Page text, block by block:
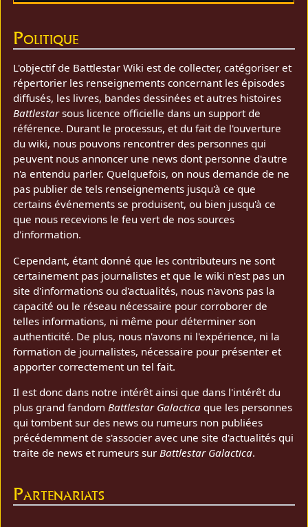
Politique
L'objectif de Battlestar Wiki est de collecter, catégoriser et
répertorier les renseignements concernant les épisodes
diffusés, les livres, bandes dessinées et autres histoires
Battlestarsous licence officielle dans un support de
référence. Durant le processus, et du fait de l'ouverture
du wiki, nous pouvons rencontrer des personnes qui
peuvent nous annoncer une news dont personne d'autre
n'a entendu parler. Quelquefois, on nous demande de ne
pas publier de tels renseignements jusqu'à ce que
certains événements se produisent, ou bien jusqu'à ce
que nous recevions le feu vert de nos sources
d'information.
Cependant, étant donné que les contributeurs ne sont
certainement pas journalistes et que le wiki n'est pas un
site d'informations ou d'actualités, nous n'avons pas la
capacité ou le réseau nécessaire pour corroborer de
telles informations, ni même pour déterminer son
authenticité. De plus, nous n'avons ni l'expérience, ni la
formation de journalistes, nécessaire pour présenter et
apporter correctement un tel fait.
Il est donc dans notre intérêt ainsi que dans l'intérêt du
plus grand fandom Battlestar Galactica que les personnes
qui tombent sur des news ou rumeurs non publiées
précédemment de s'associer avec une site d'actualités qui
traite de news et rumeurs sur Battlestar Galactica.
Partenariats